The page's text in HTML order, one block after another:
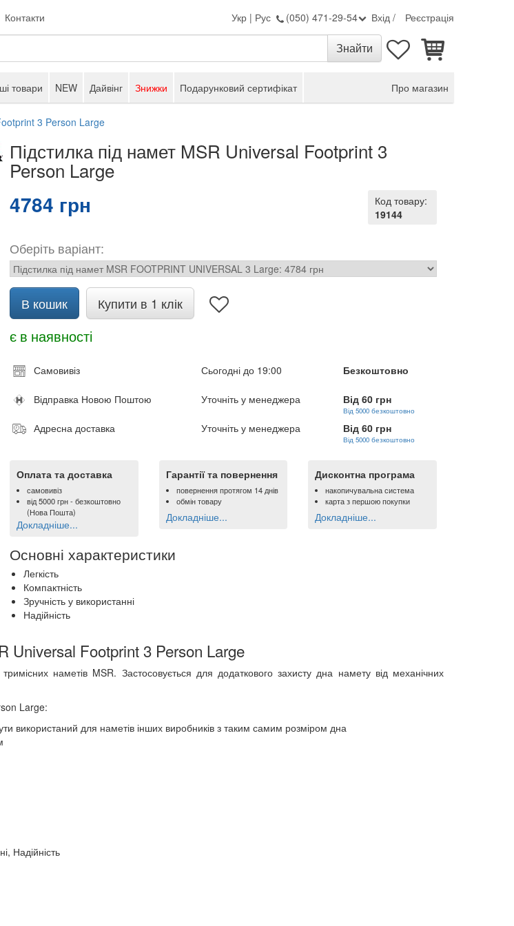
Контакти Укр | Рус (050) 471-29-54 Вхід / Реєстрація
товари NEW Дайвінг Знижки Подарунковий сертифікат Про магазин
3 Person Large
Підстилка під намет MSR Universal Footprint 3
Person Large
Код товару:
19144
4784 грн
Оберіть варіант:
В кошик Купити в 1 клік
є в наявності
Самовивіз Сьогодні до 19:00 Безкоштовно
Відправка Новою Поштою Уточніть у менеджера Від 60 грн
Від 5000 безкоштовно
Адресна доставка Уточніть у менеджера Від 60 грн
Від 5000 безкоштовно
Оплата та доставка
самовивіз
від5000 грн- безкоштовно
(Нова Пошта)
Докладніше...
Гарантії та повернення
повернення протягом 14 днів
обмін товару
Докладніше...
Дисконтна програма
накопичувальна система
карта з першою покупки
Докладніше...
Основні характеристики
Легкість
Компактність
Зручність у використанні
Надійність
Universal Footprint 3 Person Large
наметів MSR. Застосовується для додаткового захисту дна намету від механічних
Large:
використаний для наметів інших виробників з таким самим розміром дна
Надійність